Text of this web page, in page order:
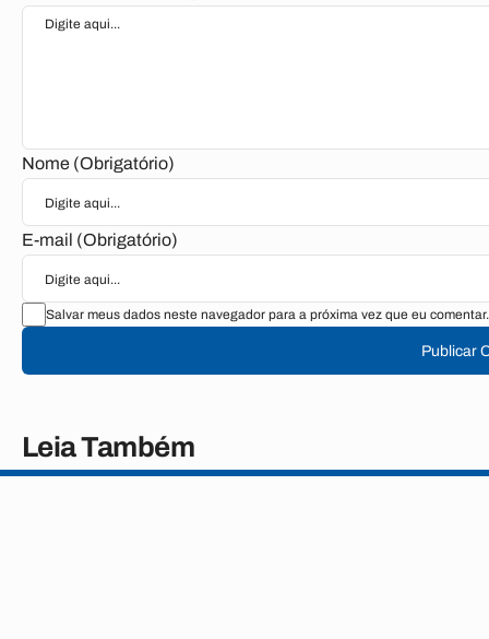
Nome (Obrigatório)
E-mail (Obrigatório)
Salvar meus dados neste navegador para a próxima vez que eu comentar.
Publicar
Leia Também